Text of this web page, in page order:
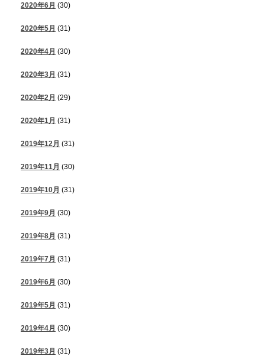
2020年6月 (30)
2020年5月 (31)
2020年4月 (30)
2020年3月 (31)
2020年2月 (29)
2020年1月 (31)
2019年12月 (31)
2019年11月 (30)
2019年10月 (31)
2019年9月 (30)
2019年8月 (31)
2019年7月 (31)
2019年6月 (30)
2019年5月 (31)
2019年4月 (30)
2019年3月 (31)